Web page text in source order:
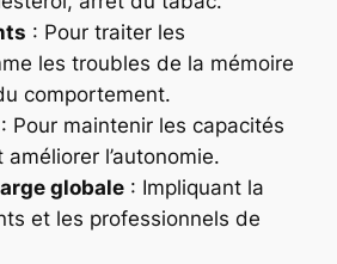
: Pour traiter les
les troubles de la mémoire
comportement.
: Pour maintenir les capacités
l’autonomie.
globale: Impliquant la
et les professionnels de